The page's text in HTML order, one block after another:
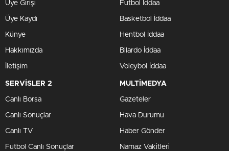
Üye Girişi
Üye Kaydı
Künye
Hakkımızda
İletişim
Futbol İddaa
Basketbol İddaa
Hentbol İddaa
Bilardo İddaa
Voleybol İddaa
SERVİSLER 2
Canlı Borsa
Canlı Sonuçlar
Canlı TV
Futbol Canlı Sonuçlar
MULTİMEDYA
Gazeteler
Hava Durumu
Haber Gönder
Namaz Vakitleri